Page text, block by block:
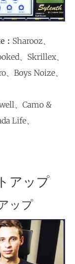
： Sharooz、
、Skrillex、
Boys Noize、
、Camo &
Life、
アップ
ップ